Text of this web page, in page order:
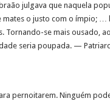
julgava que naquela
mates o justo com o ímpio; …
Tornando-se mais ousado,
seria poupada. —
pernoitarem. Ninguém